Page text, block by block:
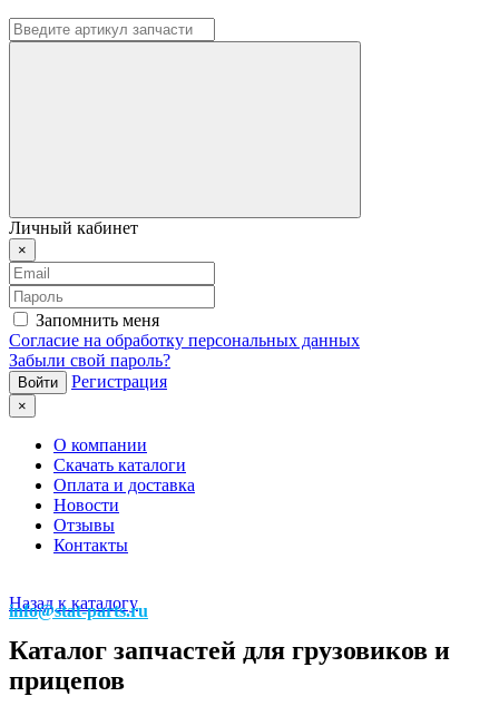
Личный кабинет
×
Запомнить меня
Согласие на обработку персональных данных
Забыли свой пароль?
Регистрация
×
О компании
Скачать каталоги
Оплата и доставка
Новости
Отзывы
Контакты
info@stat-parts.ru
Назад к каталогу
Каталог запчастей для грузовиков и
прицепов